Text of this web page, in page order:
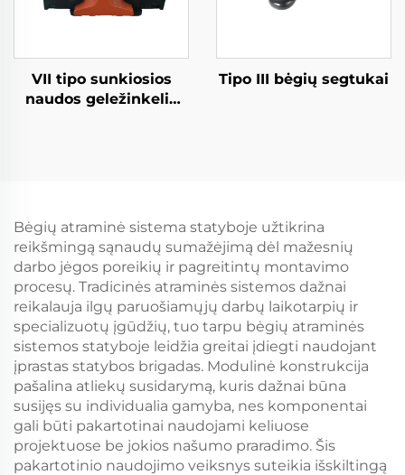
VII tipo sunkiosios
naudos geležinkelio
Tipo III bėgių segtukai
Bėgių atraminė sistema statyboje užtikrina
reikšmingą sąnaudų sumažėjimą dėl mažesnių
darbo jėgos poreikių ir pagreitintų montavimo
procesų. Tradicinės atraminės sistemos dažnai
reikalauja ilgų paruošiamųjų darbų laikotarpių ir
specializuotų įgūdžių, tuo tarpu bėgių atraminės
sistemos statyboje leidžia greitai įdiegti naudojant
įprastas statybos brigadas. Modulinė konstrukcija
pašalina atliekų susidarymą, kuris dažnai būna
susijęs su individualia gamyba, nes komponentai
gali būti pakartotinai naudojami keliuose
projektuose be jokios našumo praradimo. Šis
pakartotinio naudojimo veiksnys suteikia išskiltingą